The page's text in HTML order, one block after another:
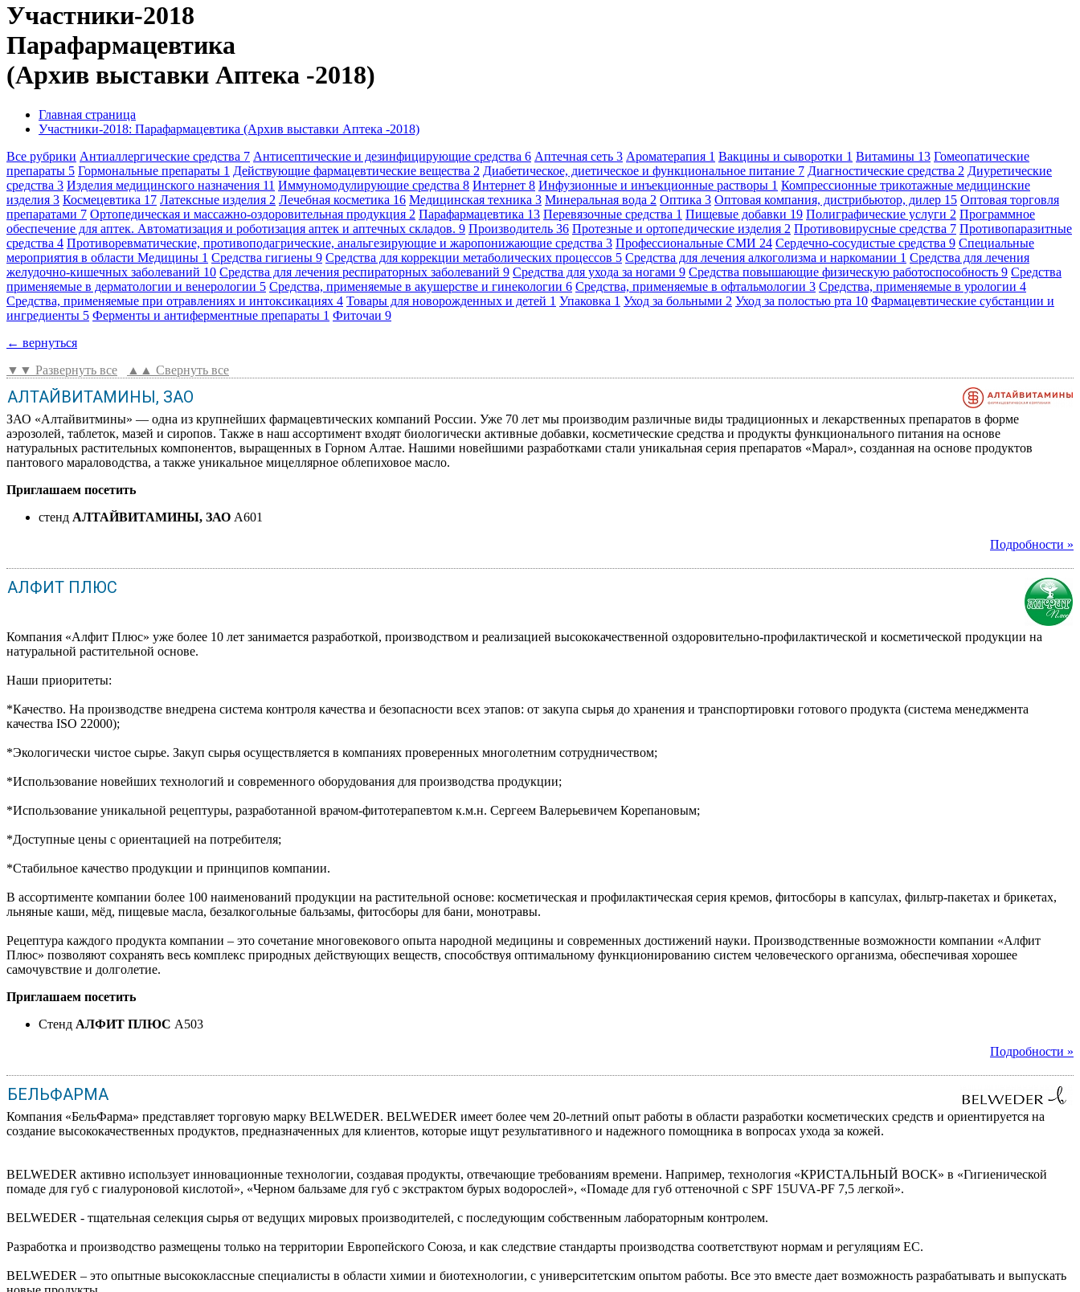
Участники-2018
Парафармацевтика
(Архив выставки Аптека -2018)
Главная страница
Участники-2018: Парафармацевтика (Архив выставки Аптека -2018)
Все рубрики Антиаллергические средства 7 Антисептические и дезинфицирующие средства 6 Аптечная сеть 3 Ароматерапия 1 Вакцины и сыворотки 1 Витамины 13 Гомеопатические
препараты 5 Гормональные препараты 1 Действующие фармацевтические вещества 2 Диабетическое, диетическое и функциональное питание 7 Диагностические средства 2 Диуретические
средства 3 Изделия медицинского назначения 11 Иммуномодулирующие средства 8 Интернет 8 Инфузионные и инъекционные растворы 1 Компрессионные трикотажные медицинские
изделия 3 Космецевтика 17 Латексные изделия 2 Лечебная косметика 16 Медицинская техника 3 Минеральная вода 2 Оптика 3 Оптовая компания, дистрибьютор, дилер 15 Оптовая торговля
препаратами 7 Ортопедическая и массажно-оздоровительная продукция 2 Парафармацевтика 13 Перевязочные средства 1 Пищевые добавки 19 Полиграфические услуги 2 Программное
обеспечение для аптек. Автоматизация и роботизация аптек и аптечных складов. 9 Производитель 36 Протезные и ортопедические изделия 2 Противовирусные средства 7 Противопаразитные
средства 4 Противоревматические, противоподагрические, анальгезирующие и жаропонижающие средства 3 Профессиональные СМИ 24 Сердечно-сосудистые средства 9 Специальные
мероприятия в области Медицины 1 Средства гигиены 9 Средства для коррекции метаболических процессов 5 Средства для лечения алкоголизма и наркомании 1 Средства для лечения
желудочно-кишечных заболеваний 10 Средства для лечения респираторных заболеваний 9 Средства для ухода за ногами 9 Средства повышающие физическую работоспособность 9 Средства
применяемые в дерматологии и венерологии 5 Средства, применяемые в акушерстве и гинекологии 6 Средства, применяемые в офтальмологии 3 Средства, применяемые в урологии 4
Средства, применяемые при отравлениях и интоксикациях 4 Товары для новорожденных и детей 1 Упаковка 1 Уход за больными 2 Уход за полостью рта 10 Фармацевтические субстанции и
ингредиенты 5 Ферменты и антиферментные препараты 1 Фиточаи 9
← вернуться
▼▼ Развернуть все
▲▲ Свернуть все
АЛТАЙВИТАМИНЫ, ЗАО
ЗАО «Алтайвитмины» — одна из крупнейших фармацевтических компаний России. Уже 70 лет мы производим различные виды традиционных и лекарственных препаратов в форме
аэрозолей, таблеток, мазей и сиропов. Также в наш ассортимент входят биологически активные добавки, косметические средства и продукты функционального питания на основе
натуральных растительных компонентов, выращенных в Горном Алтае. Нашими новейшими разработками стали уникальная серия препаратов «Марал», созданная на основе продуктов
пантового мараловодства, а также уникальное мицеллярное облепиховое масло.
Приглашаем посетить
стенд АЛТАЙВИТАМИНЫ, ЗАО A601
Подробности »
АЛФИТ ПЛЮС
Компания «Алфит Плюс» уже более 10 лет занимается разработкой, производством и реализацией высококачественной оздоровительно-профилактической и косметической продукции на
натуральной растительной основе.
Наши приоритеты:
*Качество. На производстве внедрена система контроля качества и безопасности всех этапов: от закупа сырья до хранения и транспортировки готового продукта (система менеджмента
качества ISO 22000);
*Экологически чистое сырье. Закуп сырья осуществляется в компаниях проверенных многолетним сотрудничеством;
*Использование новейших технологий и современного оборудования для производства продукции;
*Использование уникальной рецептуры, разработанной врачом-фитотерапевтом к.м.н. Сергеем Валерьевичем Корепановым;
*Доступные цены с ориентацией на потребителя;
*Стабильное качество продукции и принципов компании.
В ассортименте компании более 100 наименований продукции на растительной основе: косметическая и профилактическая серия кремов, фитосборы в капсулах, фильтр-пакетах и брикетах,
льняные каши, мёд, пищевые масла, безалкогольные бальзамы, фитосборы для бани, монотравы.
Рецептура каждого продукта компании – это сочетание многовекового опыта народной медицины и современных достижений науки. Производственные возможности компании «Алфит
Плюс» позволяют сохранять весь комплекс природных действующих веществ, способствуя оптимальному функционированию систем человеческого организма, обеспечивая хорошее
самочувствие и долголетие.
Приглашаем посетить
Стенд АЛФИТ ПЛЮС A503
Подробности »
БЕЛЬФАРМА
Компания «БельФарма» представляет торговую марку BELWEDER. BELWEDER имеет более чем 20-летний опыт работы в области разработки косметических средств и ориентируется на
создание высококачественных продуктов, предназначенных для клиентов, которые ищут результативного и надежного помощника в вопросах ухода за кожей.
BELWEDER активно использует инновационные технологии, создавая продукты, отвечающие требованиям времени. Например, технология «КРИСТАЛЬНЫЙ ВОСК» в «Гигиенической
помаде для губ с гиалуроновой кислотой», «Черном бальзаме для губ с экстрактом бурых водорослей», «Помаде для губ оттеночной с SPF 15UVA-PF 7,5 легкой».
BELWEDER - тщательная селекция сырья от ведущих мировых производителей, с последующим собственным лабораторным контролем.
Разработка и производство размещены только на территории Европейского Союза, и как следствие стандарты производства соответствуют нормам и регуляциям ЕС.
BELWEDER – это опытные высококлассные специалисты в области химии и биотехнологии, с университетским опытом работы. Все это вместе дает возможность разрабатывать и выпускать